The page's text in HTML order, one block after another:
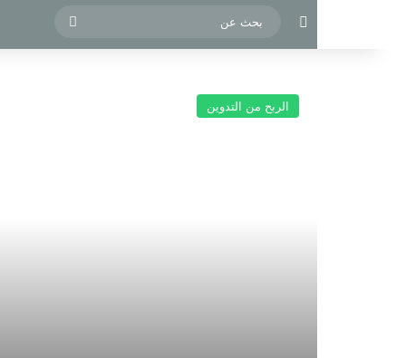
مقال عشوائي
عن
الربح من التدوين